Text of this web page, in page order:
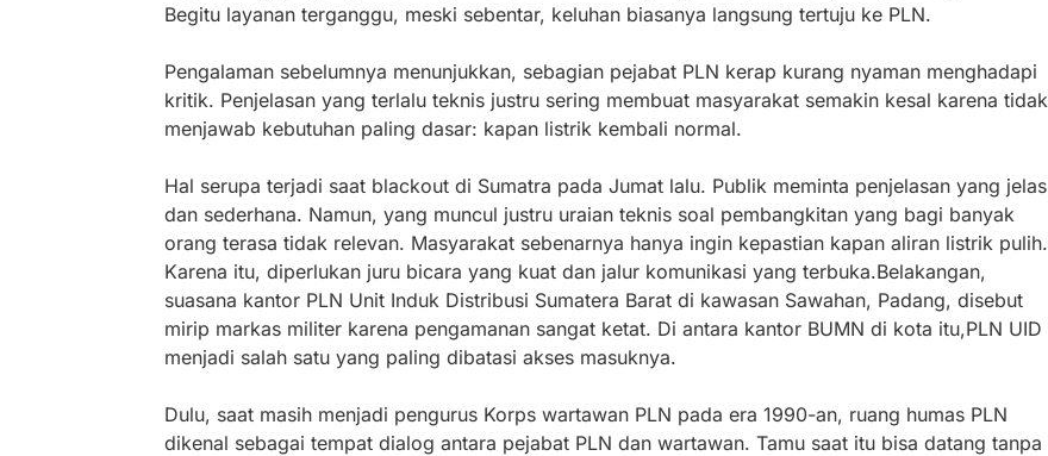
Begitu layanan terganggu, meski sebentar, keluhan biasanya langsung tertuju ke PLN.
Pengalaman sebelumnya menunjukkan, sebagian pejabat PLN kerap kurang nyaman menghadapi
kritik. Penjelasan yang terlalu teknis justru sering membuat masyarakat semakin kesal karena tidak
menjawab kebutuhan paling dasar: kapan listrik kembali normal.
Hal serupa terjadi saat blackout di Sumatra pada Jumat lalu. Publik meminta penjelasan yang jelas
dan sederhana. Namun, yang muncul justru uraian teknis soal pembangkitan yang bagi banyak
orang terasa tidak relevan. Masyarakat sebenarnya hanya ingin kepastian kapan aliran listrik pulih.
Karena itu, diperlukan juru bicara yang kuat dan jalur komunikasi yang terbuka.Belakangan,
suasana kantor PLN Unit Induk Distribusi Sumatera Barat di kawasan Sawahan, Padang, disebut
mirip markas militer karena pengamanan sangat ketat. Di antara kantor BUMN di kota itu,PLN UID
menjadi salah satu yang paling dibatasi akses masuknya.
Dulu, saat masih menjadi pengurus Korps wartawan PLN pada era 1990-an, ruang humas PLN
dikenal sebagai tempat dialog antara pejabat PLN dan wartawan. Tamu saat itu bisa datang tanpa